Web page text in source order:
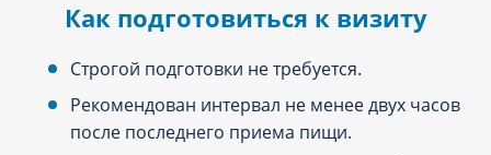
Как подготовиться к визиту
Строгой подготовки не требуется.
Рекомендован интервал не менее двух часов
после последнего приема пищи.